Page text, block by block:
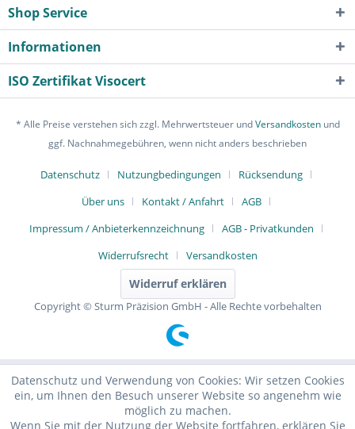
Shop Service
Informationen
ISO Zertifikat Visocert
* Alle Preise verstehen sich zzgl. Mehrwertsteuer undVersandkostenund
ggf. Nachnahmegebühren, wenn nicht anders beschrieben
Datenschutz Nutzungbedingungen
Rücksendung
Über uns
Kontakt / Anfahrt
AGB
Impressum / Anbieterkennzeichnung
AGB - Privatkunden
Widerrufsrecht
Versandkosten
Widerruf erklären
Copyright © Sturm Präzision GmbH - Alle Rechte vorbehalten
Datenschutz und Verwendung von Cookies: Wir setzen Cookies
ein, um Ihnen den Besuch unserer Website so angenehm wie
möglich zu machen.
Wenn Sie mit der Nutzung der Website fortfahren, erklären Sie